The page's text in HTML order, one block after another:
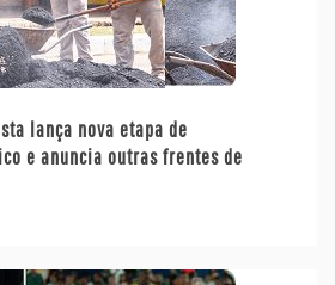
lança nova etapa de
e anuncia outras frentes de